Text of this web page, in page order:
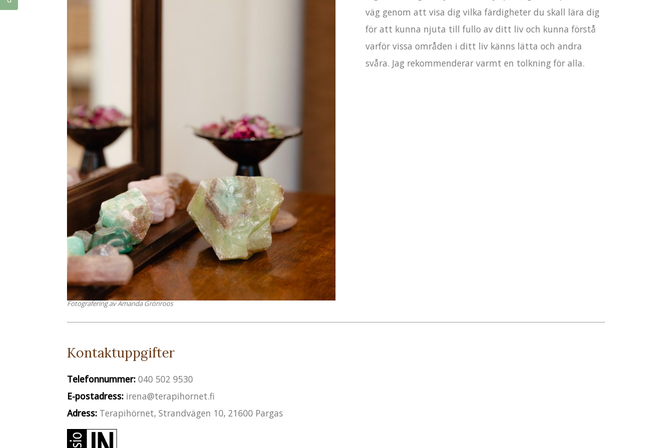
Fotografering av Amanda Grönroos
väg genom att visa dig vilka färdigheter du skall lära dig
för att kunna njuta till fullo av ditt liv och kunna förstå
varför vissa områden i ditt liv känns lätta och andra
svåra. Jag rekommenderar varmt en tolkning för alla.
Kontaktuppgifter
Telefonnummer: 040 502 9530
E-postadress: irena@terapihornet.fi
Adress: Terapihörnet, Strandvägen 10, 21600 Pargas